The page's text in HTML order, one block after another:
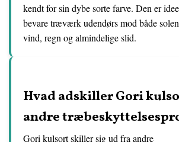
kendt for sin dybe sorte farve. Den er
bevare træværk udendørs mod både
vind, regn og almindelige slid.
Hvad adskiller Gori
andre
Gori kulsort skiller sig ud fra andre